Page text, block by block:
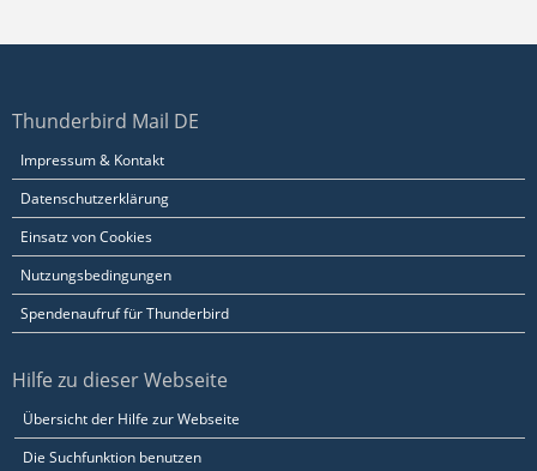
Thunderbird Mail DE
Impressum & Kontakt
Datenschutzerklärung
Einsatz von Cookies
Nutzungsbedingungen
Spendenaufruf für Thunderbird
Hilfe zu dieser Webseite
Übersicht der Hilfe zur Webseite
Die Suchfunktion benutzen